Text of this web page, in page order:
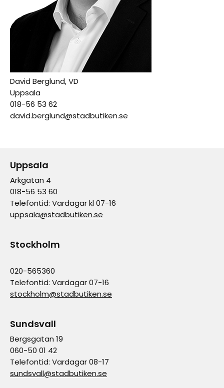
David Berglund, VD
Uppsala
018-56 53 62
david.berglund@stadbutiken.se
Uppsala
Arkgatan 4
018-56 53 60
Telefontid: Vardagar kl 07-16
uppsala@stadbutiken.se
Stockholm
020-565360
Telefontid: Vardagar 07-16
stockholm@stadbutiken.se
Sundsvall
Bergsgatan 19
060-50 01 42
Telefontid: Vardagar 08-17
sundsvall@stadbutiken.se